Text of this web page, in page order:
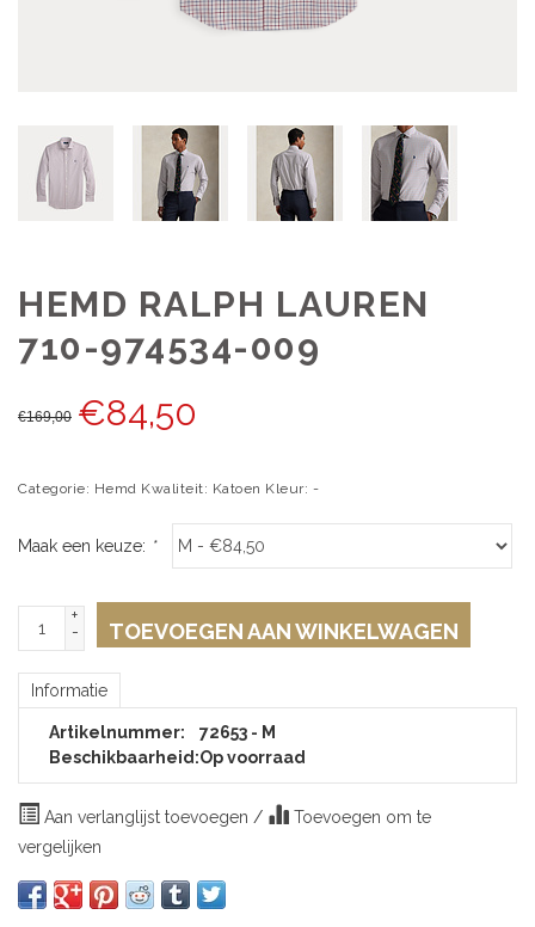
HEMD RALPH LAUREN
710-974534-009
€169,00 €84,50
Categorie: Hemd Kwaliteit: Katoen Kleur: -
Maak een keuze: *
+
-
TOEVOEGEN AAN WINKELWAGEN
Informatie
Artikelnummer:
72653 - M
Beschikbaarheid:Op voorraad
Aan verlanglijst toevoegen /
Toevoegen om te
vergelijken